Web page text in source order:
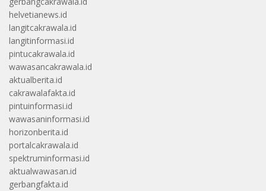
helvetianews.id
langitcakrawala.id
langitinformasi.id
pintucakrawala.id
wawasancakrawala.id
aktualberita.id
cakrawalafakta.id
pintuinformasi.id
wawasaninformasi.id
horizonberita.id
portalcakrawala.id
spektruminformasi.id
aktualwawasan.id
gerbangfakta.id